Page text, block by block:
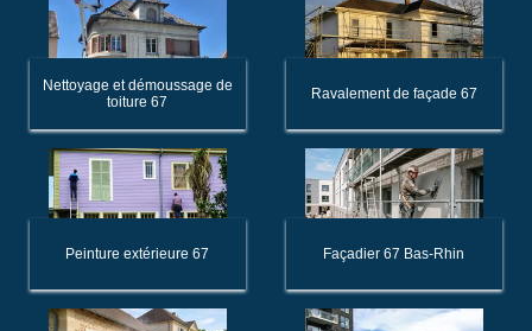
Nettoyage et démoussage de
toiture 67
Ravalement de façade 67
Peinture extérieure 67 Façadier 67 Bas-Rhin